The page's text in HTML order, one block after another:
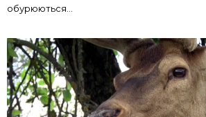
обурюються...